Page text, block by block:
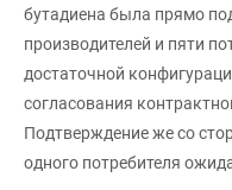
бутадиена была прямо
производителей и пяти
достаточной
согласования
Подтверждение же со
одного потребителя